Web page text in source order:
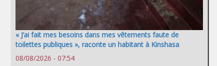
« J’ai fait mes besoins dans mes vêtements faute de
toilettes publiques », raconte un habitant à Kinshasa
08/08/2026 - 07:54